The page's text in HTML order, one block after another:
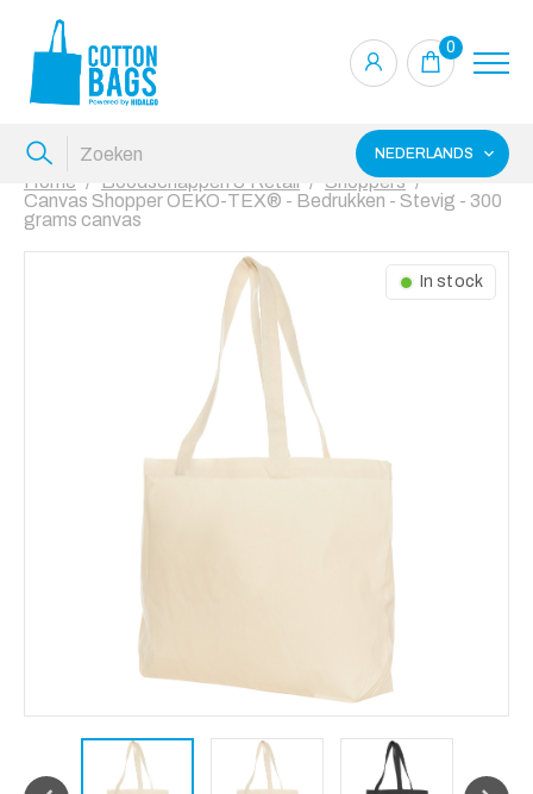
0
NEDERLANDS
Home Boodschappen & Retail
Shoppers
Canvas Shopper OEKO-TEX® - Bedrukken - Stevig - 300
grams canvas
In stock